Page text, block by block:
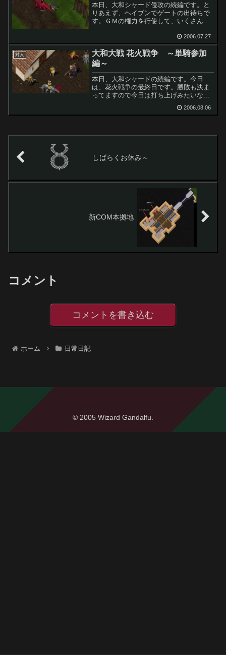
本日、大和シャード侵攻の続編です。と
りあえず、ヘイブンでゲートの出待ちで
す。ＧＭの権力を行使して、いくさんか
ん、ありがとう＾＾；他鯖にくると、知
り合いの人が、神に見えるのは不思議で
すｗそれから本日もＰＫＫ活...
2006.07.27
対人
大和大戦 花火戦争 ～単騎参加
編～
本日、大和シャードの続編です。今日
は、花火戦争の最終日です。勝敗も決ま
ってますので今日は打ち上げみたいなも
ているようなので記念に参加してみるこ
2006.08.06
しばらくお休み～
新COM本拠地
コメント
コメントを書き込む
ホーム 日常日記
© 2005 Wizard Gandalfu.